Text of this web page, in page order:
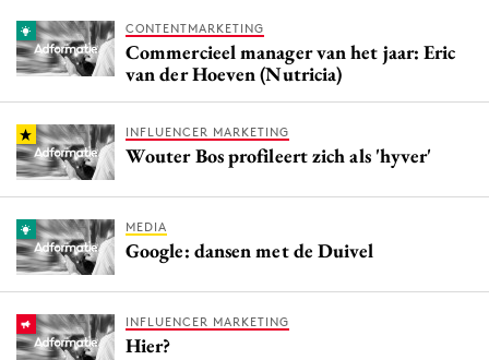
CONTENTMARKETING
Commercieel manager van het jaar: Eric
van der Hoeven (Nutricia)
INFLUENCER MARKETING
Wouter Bos profileert zich als 'hyver'
MEDIA
Google: dansen met de Duivel
INFLUENCER MARKETING
Hier?